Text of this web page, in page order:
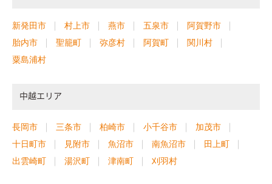
新発田市 村上市 燕市 五泉市
阿賀野市
胎内市
聖籠町 弥彦村 阿賀町
関川村
粟島浦村
中越エリア
長岡市 三条市 柏崎市 小千谷市
加茂市
十日町市
見附市 魚沼市 南魚沼市
田上町
出雲崎町
湯沢町 津南町 刈羽村